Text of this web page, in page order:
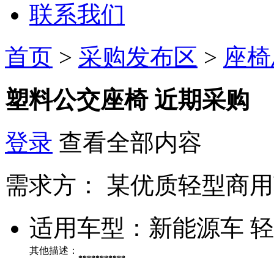
联系我们
首页 > 采购发布区 > 座
塑料公交座椅 近期采购
登录 查看全部内容
需求方：
某优质轻型商
适用车型： 新能源车
其他描述：